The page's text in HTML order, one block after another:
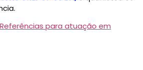
para atuação em